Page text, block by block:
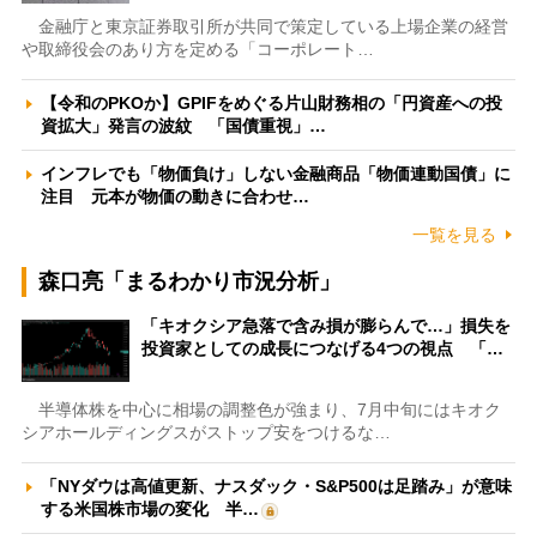
金融庁と東京証券取引所が共同で策定している上場企業の経営
や取締役会のあり方を定める「コーポレート…
【令和のPKOか】GPIFをめぐる片山財務相の「円資産への投
資拡大」発言の波紋 「国債重視」…
インフレでも「物価負け」しない金融商品「物価連動国債」に
注目 元本が物価の動きに合わせ…
一覧を見る
森口亮「まるわかり市況分析」
「キオクシア急落で含み損が膨らんで…」損失を
投資家としての成長につなげる4つの視点 「…
半導体株を中心に相場の調整色が強まり、7月中旬にはキオク
シアホールディングスがストップ安をつけるな…
「NYダウは高値更新、ナスダック・S&P500は足踏み」が意味
する米国株市場の変化 半…